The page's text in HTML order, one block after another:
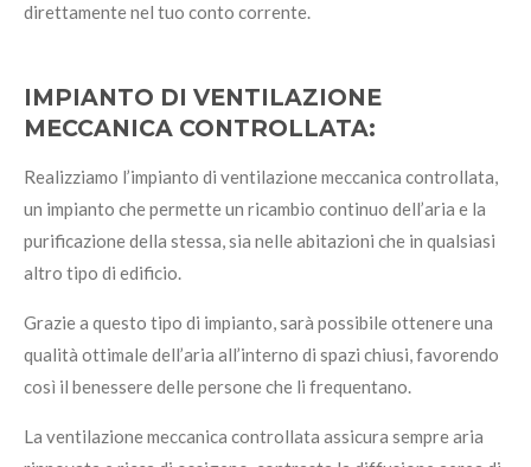
direttamente nel tuo conto corrente.
IMPIANTO DI VENTILAZIONE
MECCANICA CONTROLLATA:
Realizziamo l’impianto di ventilazione meccanica controllata,
un impianto che permette un ricambio continuo dell’aria e la
purificazione della stessa, sia nelle abitazioni che in qualsiasi
altro tipo di edificio.
Grazie a questo tipo di impianto, sarà possibile ottenere una
qualità ottimale dell’aria all’interno di spazi chiusi, favorendo
così il benessere delle persone che li frequentano.
La ventilazione meccanica controllata assicura sempre aria